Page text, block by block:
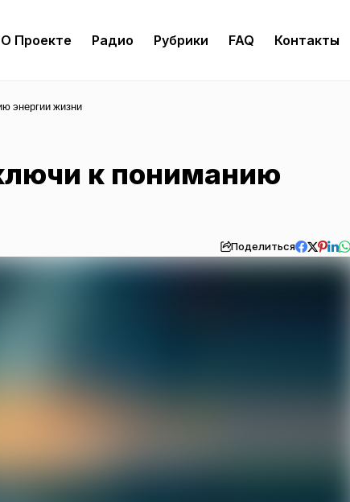
О Проекте Радио Рубрики FAQ Контакты
энергии жизни
к пониманию
Поделиться